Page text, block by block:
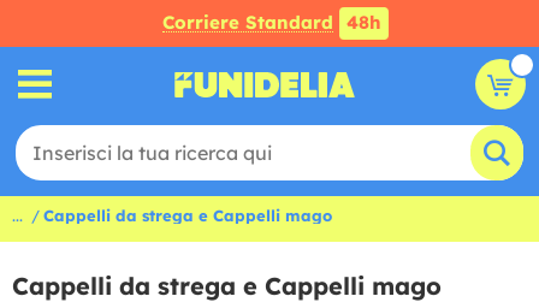
Corriere Standard 48h
... Cappelli da strega e Cappelli mago
Cappelli da strega e Cappelli mago